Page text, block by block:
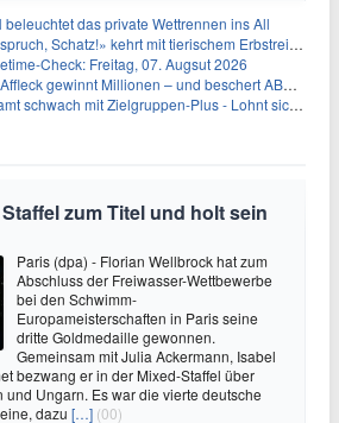
beleuchtet das private Wettrennen ins All
Schatz!» kehrt mit tierischem Erbstreit zurück
Check: Freitag, 07. Augsut 2026
gewinnt Millionen – und beschert ABC Top-Quoten
schwach mit Zielgruppen-Plus - Lohnt sich First Dates Hotel doch?
zum Titel und holt sein
Paris (dpa) - Florian Wellbrock hat zum
Abschluss der Freiwasser-Wettbewerbe
bei den Schwimm-
Europameisterschaften in Paris seine
dritte Goldmedaille gewonnen.
Gemeinsam mit Julia Ackermann, Isabel
bezwang er in der Mixed-Staffel über
und Ungarn. Es war die vierte deutsche
dazu […] (00)